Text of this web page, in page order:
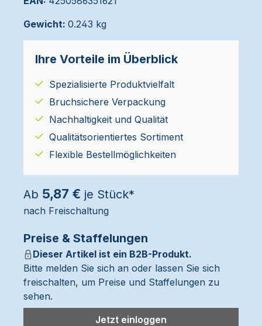
Gewicht: 0.243 kg
Ihre Vorteile im Überblick
Spezialisierte Produktvielfalt
Bruchsichere Verpackung
Nachhaltigkeit und Qualität
Qualitätsorientiertes Sortiment
Flexible Bestellmöglichkeiten
Ab 5,87 € je Stück*
nach Freischaltung
Preise & Staffelungen
Dieser Artikel ist ein B2B-Produkt.
Bitte melden Sie sich an oder lassen Sie sich
freischalten, um Preise und Staffelungen zu
sehen.
Jetzt einloggen